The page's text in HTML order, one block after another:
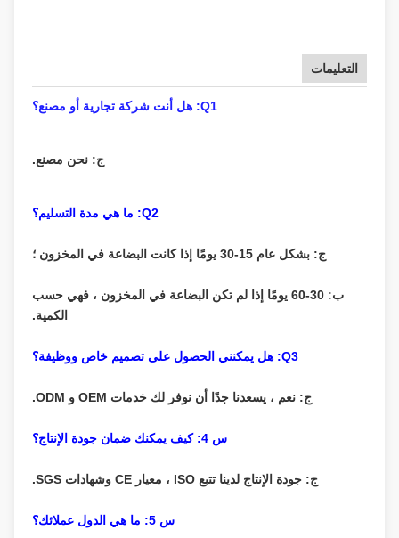
التعليمات
ج: نحن مصنع.
ج: بشكل عام 15-30 يومًا إذا كانت البضاعة في المخزون ؛
ب: 30-60 يومًا إذا لم تكن البضاعة في المخزون ، فهي حسب
الكمية.
ج: نعم ، يسعدنا جدًا أن نوفر لك خدمات OEM و ODM.
ج: جودة الإنتاج لدينا تتبع ISO ، معيار CE وشهادات SGS.